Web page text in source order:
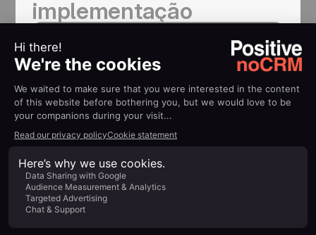
implementação
noCRM-PandaDoc: Mande
uma Proposta PandaDoc
para os seus leads noCRM
Saiba mais